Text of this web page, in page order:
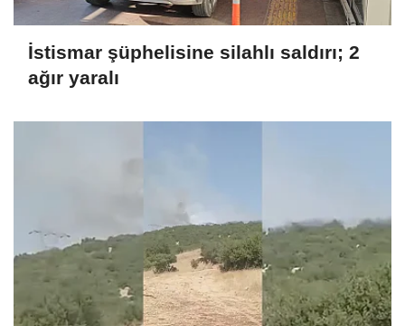
İstismar şüphelisine silahlı saldırı; 2
ağır yaralı